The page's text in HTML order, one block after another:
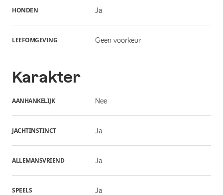
HONDEN Ja
LEEFOMGEVING Geen voorkeur
Karakter
AANHANKELIJK Nee
JACHTINSTINCT Ja
ALLEMANSVRIEND Ja
SPEELS Ja